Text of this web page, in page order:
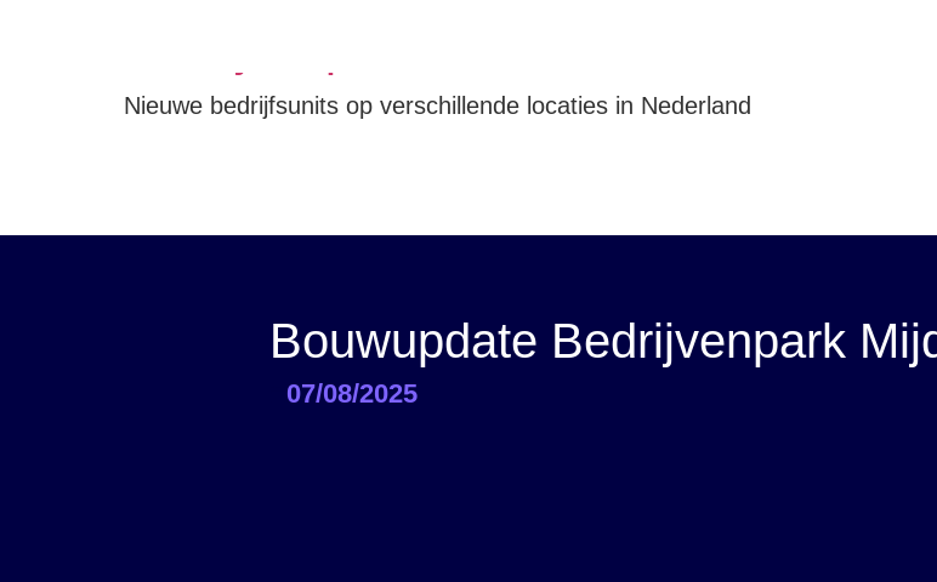
Nieuwe bedrijfsunits op verschillende locaties in Nederland
Bouwupdate Bedrijvenpark
07/08/2025